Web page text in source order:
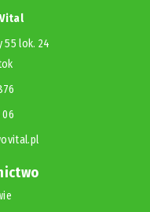
55 lok. 24